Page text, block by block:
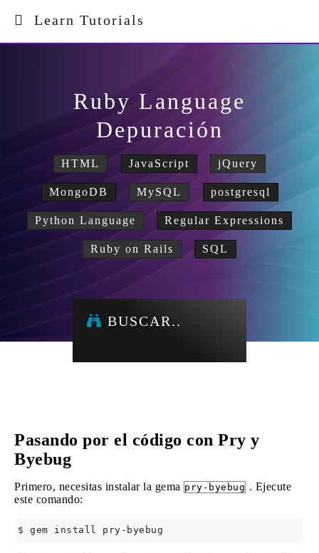
Learn Tutorials
Ruby Language
Depuración
HTML JavaScript jQuery
MongoDB MySQL postgresql
Python Language Regular Expressions
Ruby on Rails SQL
BUSCAR..
Pasando por el código con Pry y
Byebug
Primero, necesitas instalar la gema pry-byebug . Ejecute
este comando: